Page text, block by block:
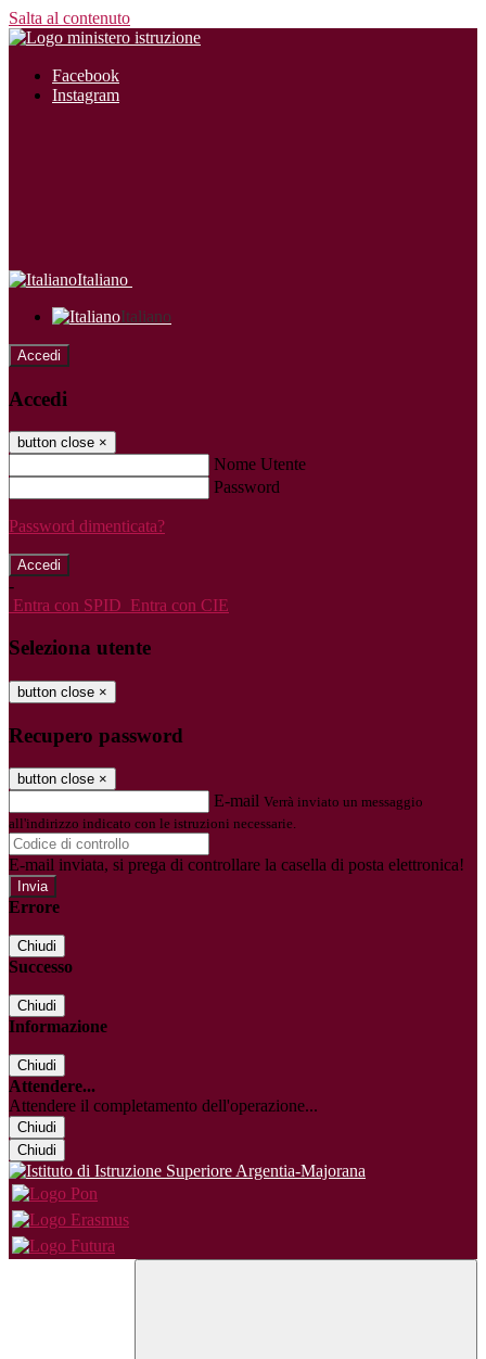
Salta al contenuto
Facebook
Instagram
Italiano
Italiano
Accedi
Accedi
button close ×
Nome Utente
Password
Password dimenticata?
-
Entra con SPID Entra con CIE
Seleziona utente
button close ×
Recupero password
button close ×
E-mail Verrà inviato un messaggio
all'indirizzo indicato con le istruzioni necessarie.
E-mail inviata, si prega di controllare la casella di posta elettronica!
Errore
Chiudi
Successo
Chiudi
Informazione
Chiudi
Attendere...
Attendere il completamento dell'operazione...
Chiudi
Chiudi